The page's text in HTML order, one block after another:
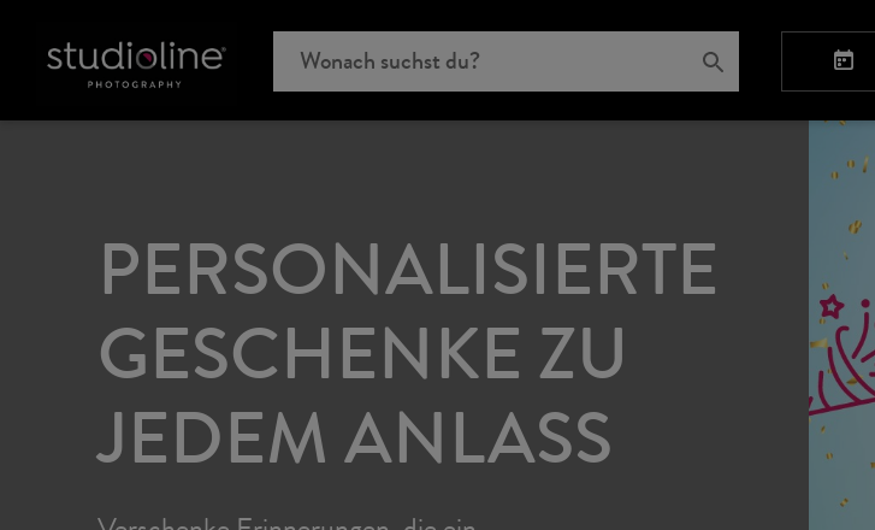
PERSONALISIERTE
GESCHENKE ZU
JEDEM ANLASS